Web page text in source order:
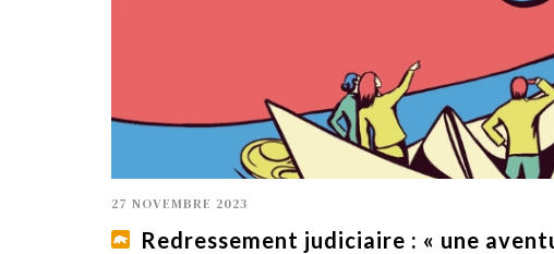
lès-
27 NOVEMBRE 2023
Redressement judiciaire : « une